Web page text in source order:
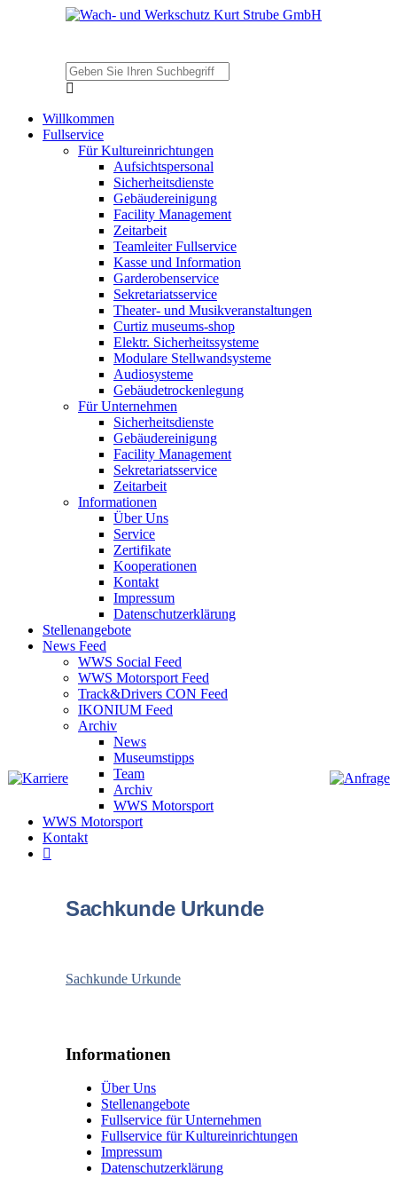
Willkommen
Fullservice
Für Kultureinrichtungen
Aufsichtspersonal
Sicherheitsdienste
Gebäudereinigung
Facility Management
Zeitarbeit
Teamleiter Fullservice
Kasse und Information
Garderobenservice
Sekretariatsservice
Theater- und Musikveranstaltungen
Curtiz museums-shop
Elektr. Sicherheitssysteme
Modulare Stellwandsysteme
Audiosysteme
Gebäudetrockenlegung
Für Unternehmen
Sicherheitsdienste
Gebäudereinigung
Facility Management
Sekretariatsservice
Zeitarbeit
Informationen
Über Uns
Service
Zertifikate
Kooperationen
Kontakt
Impressum
Datenschutzerklärung
Stellenangebote
News Feed
WWS Social Feed
WWS Motorsport Feed
Track&Drivers CON Feed
IKONIUM Feed
Archiv
News
Museumstipps
Team
Archiv
WWS Motorsport
WWS Motorsport
Kontakt
Sachkunde Urkunde
Sachkunde Urkunde
Informationen
Über Uns
Stellenangebote
Fullservice für Unternehmen
Fullservice für Kultureinrichtungen
Impressum
Datenschutzerklärung